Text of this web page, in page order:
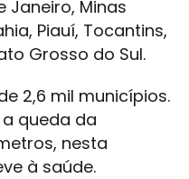
Janeiro, Minas
Piauí, Tocantins,
Grosso do Sul.
2,6 mil municípios.
queda da
nesta
à saúde.